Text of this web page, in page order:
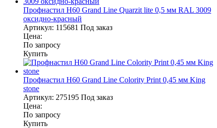
Профнастил Н60 Grand Line Quarzit lite 0,5 мм RAL 3009
оксидно-красный
Артикул: 115681 Под заказ
Цена:
По запросу
Купить
Профнастил Н60 Grand Line Colority Print 0,45 мм King
stone
Артикул: 275195 Под заказ
Цена:
По запросу
Купить